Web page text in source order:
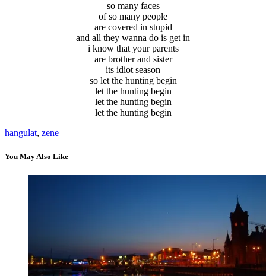
so many faces
of so many people
are covered in stupid
and all they wanna do is get in
i know that your parents
are brother and sister
its idiot season
so let the hunting begin
let the hunting begin
let the hunting begin
let the hunting begin
hangulat, zene
You May Also Like